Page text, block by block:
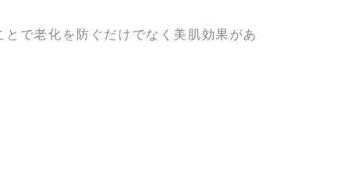
で老化を防ぐだけでなく美肌効果があ